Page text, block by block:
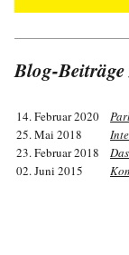
Blog-
14. Februar 2020
25. Mai 2018
23. Februar 2018
02. Juni 2015